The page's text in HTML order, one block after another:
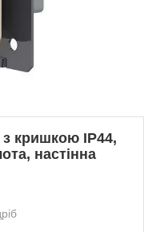
з кришкою IP44,
настінна